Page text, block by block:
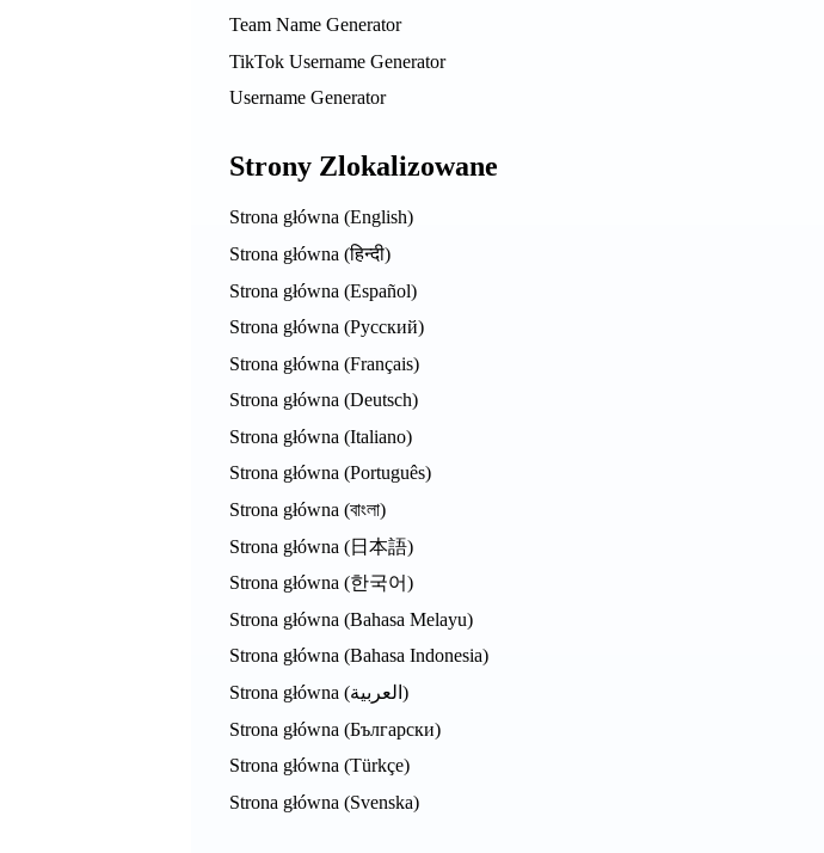
Team Name Generator
TikTok Username Generator
Username Generator
Strony Zlokalizowane
Strona główna (English)
Strona główna (हिन्दी)
Strona główna (Español)
Strona główna (Русский)
Strona główna (Français)
Strona główna (Deutsch)
Strona główna (Italiano)
Strona główna (Português)
Strona główna (বাংলা)
Strona główna (日本語)
Strona główna (한국어)
Strona główna (Bahasa Melayu)
Strona główna (Bahasa Indonesia)
Strona główna (العربية)
Strona główna (Български)
Strona główna (Türkçe)
Strona główna (Svenska)